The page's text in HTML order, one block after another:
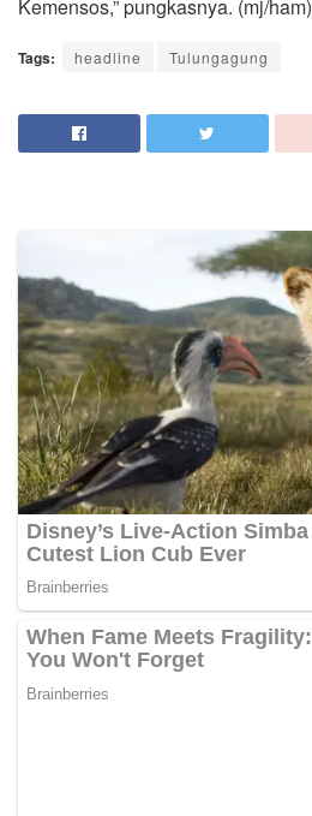
Kemensos,” pungkasnya. (mj/ham)
Tags: headline Tulungagung